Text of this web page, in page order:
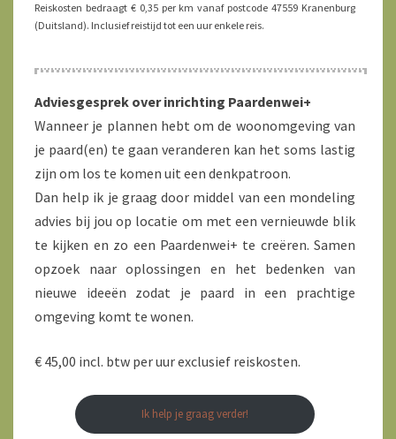
Reiskosten bedraagt € 0,35 per km vanaf postcode 47559 Kranenburg
(Duitsland). Inclusief reistijd tot een uur enkele reis.
Adviesgesprek over inrichting Paardenwei+
Wanneer je plannen hebt om de woonomgeving van
je paard(en) te gaan veranderen kan het soms lastig
zijn om los te komen uit een denkpatroon.
Dan help ik je graag door middel van een mondeling
advies bij jou op locatie om met een vernieuwde blik
te kijken en zo een Paardenwei+ te creëren. Samen
opzoek naar oplossingen en het bedenken van
nieuwe ideeën zodat je paard in een prachtige
omgeving komt te wonen.
€ 45,00 incl. btw per uur exclusief reiskosten.
Ik help je graag verder!